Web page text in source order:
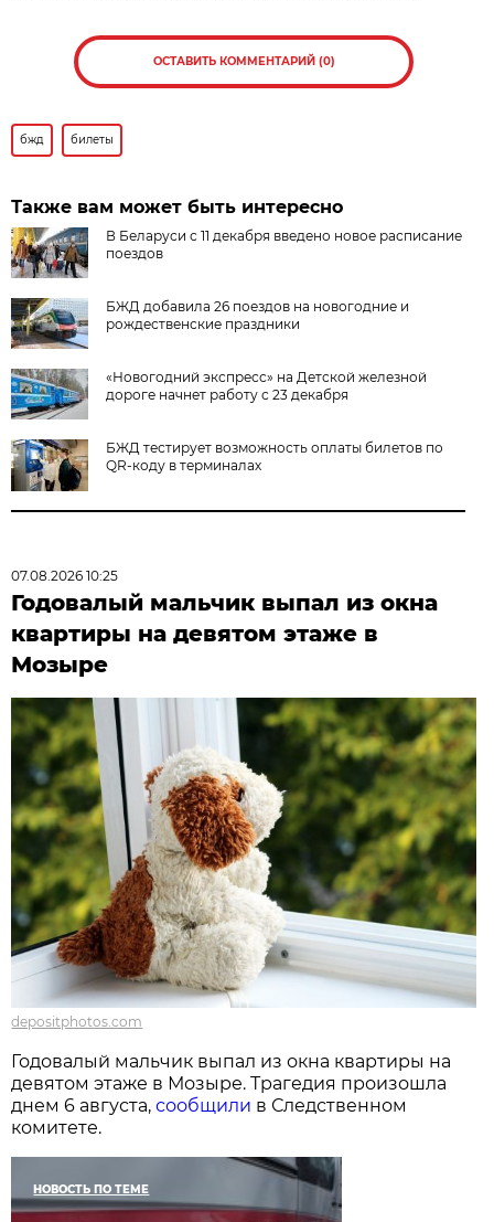
ОСТАВИТЬ КОММЕНТАРИЙ (0)
бжд билеты
Также вам может быть интересно
В Беларуси с 11 декабря введено новое расписание
поездов
БЖД добавила 26 поездов на новогодние и
рождественские праздники
«Новогодний экспресс» на Детской железной
дороге начнет работу с 23 декабря
БЖД тестирует возможность оплаты билетов по
QR-коду в терминалах
07.08.2026 10:25
Годовалый мальчик выпал из окна
квартиры на девятом этаже в
Мозыре
depositphotos.com
Годовалый мальчик выпал из окна квартиры на
девятом этаже в Мозыре. Трагедия произошла
днем 6 августа,сообщили в Следственном
комитете.
НОВОСТЬ ПО ТЕМЕ